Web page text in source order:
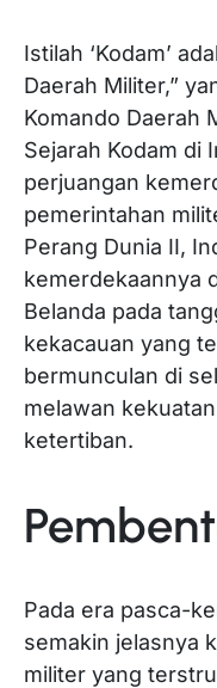
Istilah ‘Kodam’
Daerah Militer,”
Komando Daerah
Sejarah Kodam di
perjuangan
pemerintahan
Perang Dunia II,
kemerdekaannya
Belanda pada
kekacauan yang
bermunculan di
melawan
ketertiban.
Pada era pasca-
semakin jelasnya
militer yang